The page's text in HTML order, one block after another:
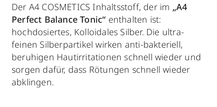
Der A4 COSMETICS Inhaltsstoff, der im „A4
Perfect Balance Tonic“ enthalten ist:
hochdosiertes, Kolloidales Silber. Die ultra-
feinen Silberpartikel wirken anti-bakteriell,
beruhigen Hautirritationen schnell wieder und
sorgen dafür, dass Rötungen schnell wieder
abklingen.